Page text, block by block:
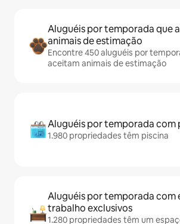
Aluguéis por temporada que
animais de estimação
Encontre 450 aluguéis por
aceitam animais de estimação
Aluguéis por temporada com
1.980 propriedades têm piscina
Aluguéis por temporada com
trabalho exclusivos
1.280 propriedades têm um